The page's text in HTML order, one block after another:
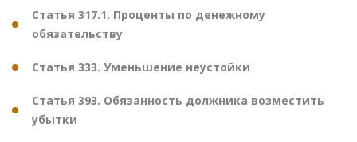
Статья 317.1. Проценты по денежному
обязательству
Статья 333. Уменьшение неустойки
Статья 393. Обязанность должника возместить
убытки